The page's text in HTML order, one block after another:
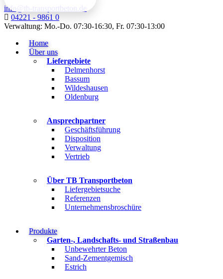
info@tb-transportbeton.de
04221 - 9861 0
Verwaltung: Mo.-Do. 07:30-16:30, Fr. 07:30-13:00
Home
Über uns
Liefergebiete
Delmenhorst
Bassum
Wildeshausen
Oldenburg
Ansprechpartner
Geschäftsführung
Disposition
Verwaltung
Vertrieb
Über TB Transportbeton
Liefergebietsuche
Referenzen
Unternehmensbroschüre
Produkte
Garten-, Landschafts- und Straßenbau
Unbewehrter Beton
Sand-Zementgemisch
Estrich